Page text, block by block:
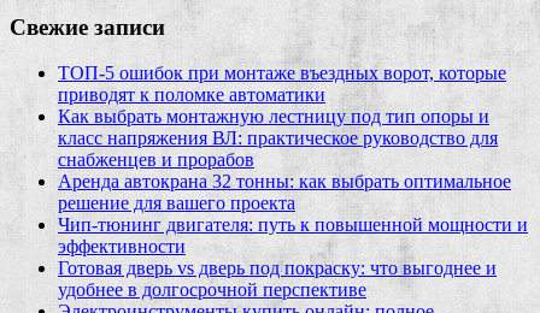
Свежие записи
ТОП-5 ошибок при монтаже въездных ворот, которые
приводят к поломке автоматики
Как выбрать монтажную лестницу под тип опоры и
класс напряжения ВЛ: практическое руководство для
снабженцев и прорабов
Аренда автокрана 32 тонны: как выбрать оптимальное
решение для вашего проекта
Чип‑тюнинг двигателя: путь к повышенной мощности и
эффективности
Готовая дверь vs дверь под покраску: что выгоднее и
удобнее в долгосрочной перспективе